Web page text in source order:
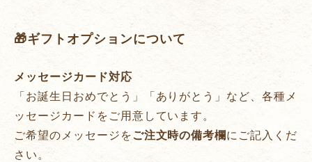
🎁ギフトオプションについて
メッセージカード対応
「お誕生日おめでとう」「ありがとう」など、各種メ
ッセージカードをご用意しています。
ご希望のメッセージをご注文時の備考欄にご記入くだ
さい。